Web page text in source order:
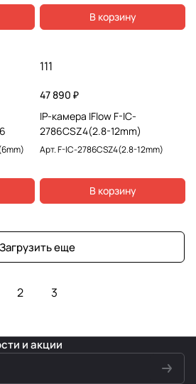
В корзину
111
47 890 ₽
IP-камера IFlow F-IC-
2786CSZ4(2.8-12mm)
Арт.F-IC-2786CSZ4(2.8-12mm)
В корзину
Загрузить еще
2 3
и акции